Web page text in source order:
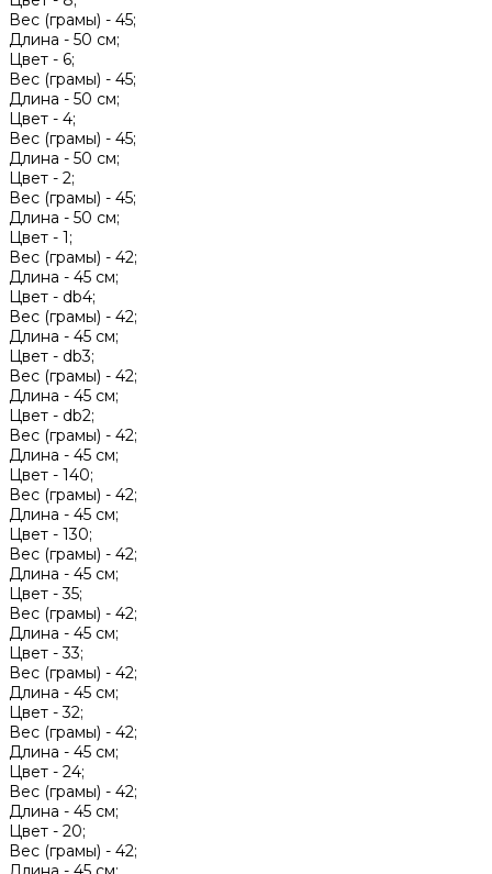
Вес (грамы) - 45;
Длина - 50 см;
Цвет - 6;
Вес (грамы) - 45;
Длина - 50 см;
Цвет - 4;
Вес (грамы) - 45;
Длина - 50 см;
Цвет - 2;
Вес (грамы) - 45;
Длина - 50 см;
Цвет - 1;
Вес (грамы) - 42;
Длина - 45 см;
Цвет - db4;
Вес (грамы) - 42;
Длина - 45 см;
Цвет - db3;
Вес (грамы) - 42;
Длина - 45 см;
Цвет - db2;
Вес (грамы) - 42;
Длина - 45 см;
Цвет - 140;
Вес (грамы) - 42;
Длина - 45 см;
Цвет - 130;
Вес (грамы) - 42;
Длина - 45 см;
Цвет -35;
Вес (грамы) - 42;
Длина - 45 см;
Цвет -33;
Вес (грамы) - 42;
Длина - 45 см;
Цвет -32;
Вес (грамы) - 42;
Длина - 45 см;
Цвет - 24;
Вес (грамы) - 42;
Длина - 45 см;
Цвет - 20;
Вес (грамы) - 42;